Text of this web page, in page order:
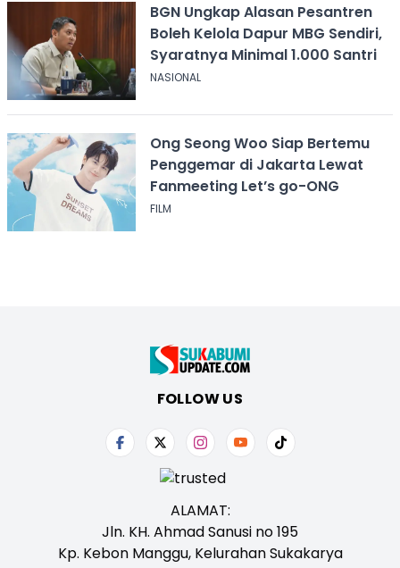
BGN Ungkap Alasan Pesantren
Boleh Kelola Dapur MBG Sendiri,
Syaratnya Minimal 1.000 Santri
NASIONAL
Ong Seong Woo Siap Bertemu
Penggemar di Jakarta Lewat
Fanmeeting Let’s go-ONG
FILM
FOLLOW US
ALAMAT:
Jln. KH. Ahmad Sanusi no 195
Kp. Kebon Manggu, Kelurahan Sukakarya